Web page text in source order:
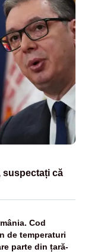
suspectați că
Cod
de temperaturi
parte din țară-